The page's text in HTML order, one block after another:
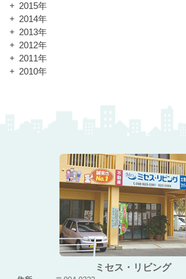
2015年
2014年
2013年
2012年
2011年
2010年
ミセス・リビング